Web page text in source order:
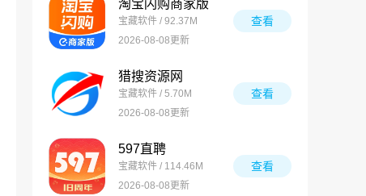
淘宝闪购商家版
宝藏软件 / 92.37M
2026-08-08更新
查看
猎搜资源网
宝藏软件 / 5.70M
2026-08-08更新
查看
597直聘
宝藏软件 / 114.46M
2026-08-08更新
查看